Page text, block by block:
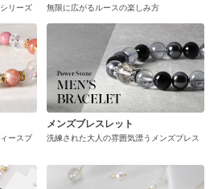
リーズ 無限に広がるルースの楽しみ方
ースブ
メンズブレスレット
洗練された大人の雰囲気漂うメンズブレス